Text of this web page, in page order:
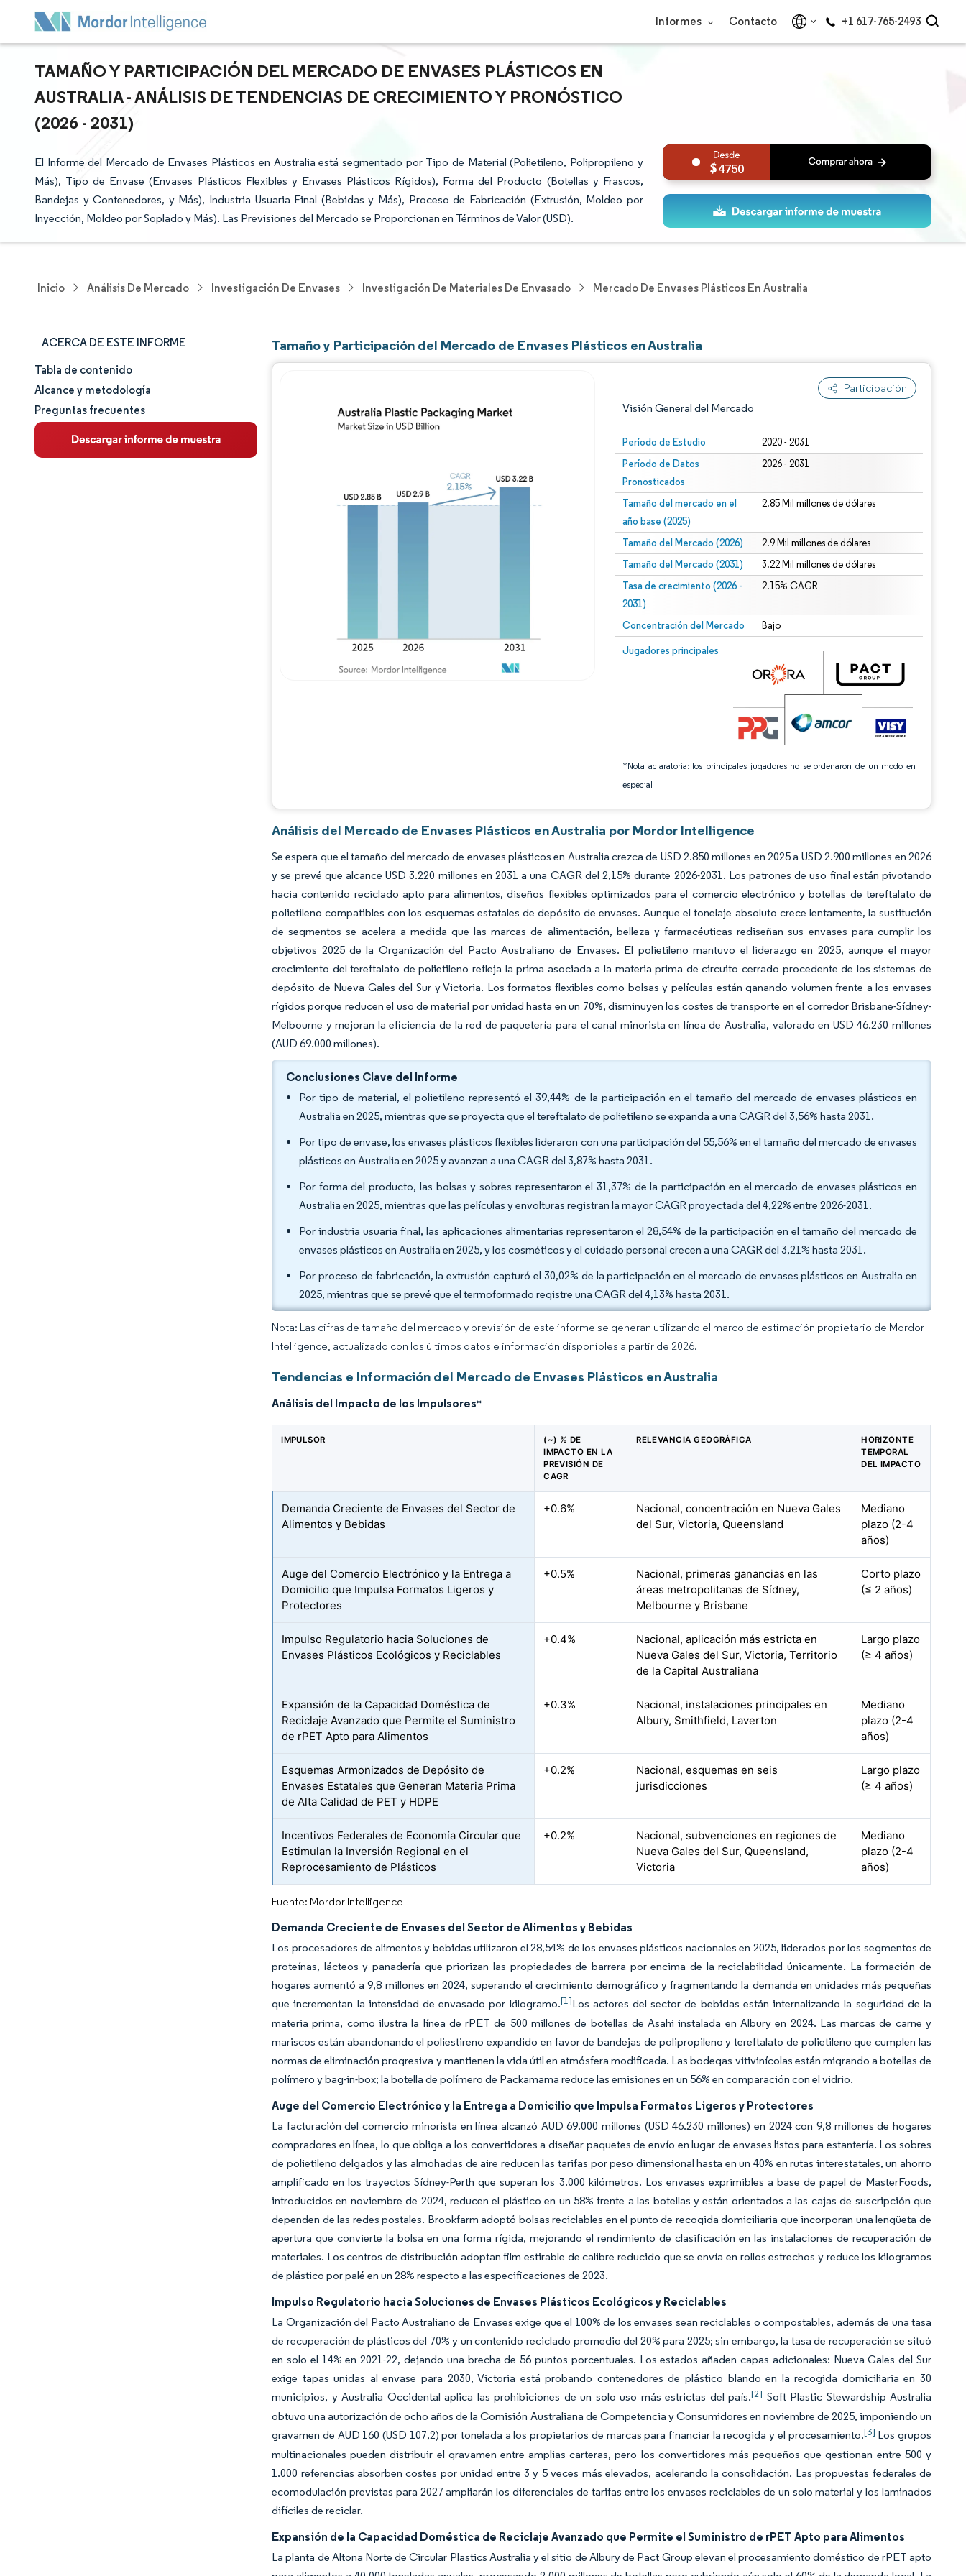
Informes Contacto +1 617-765-2493
TAMAÑO Y PARTICIPACIÓN DEL MERCADO DE ENVASES PLÁSTICOS EN
AUSTRALIA - ANÁLISIS DE TENDENCIAS DE CRECIMIENTO Y PRONÓSTICO
(2026 - 2031)
El Informe del Mercado de Envases Plásticos en Australia está segmentado por Tipo de Material (Polietileno, Polipropileno y
Más), Tipo de Envase (Envases Plásticos Flexibles y Envases Plásticos Rígidos), Forma del Producto (Botellas y Frascos,
Bandejas y Contenedores, y Más), Industria Usuaria Final (Bebidas y Más), Proceso de Fabricación (Extrusión, Moldeo por
Inyección, Moldeo por Soplado y Más). Las Previsiones del Mercado se Proporcionan en Términos de Valor (USD).
4750
Inicio Análisis De Mercado Investigación De Envases Investigación De Materiales De Envasado Mercado De Envases Plásticos En Australia
ACERCA DE ESTE INFORME
Tamaño y cuota de mercado
Análisis de mercado
Tendencias e ideas
Tabla de contenido
Alcance y metodología
Preguntas frecuentes
Tamaño y Participación del Mercado de Envases Plásticos en Australia
Participación
Visión General del Mercado
Período de Estudio 2020 - 2031
Período de Datos
Pronosticados
2026 - 2031
Tamaño del mercado en el
año base (2025)
2.85 Mil millones de dólares
Tamaño del Mercado (2026) 2.9 Mil millones de dólares
Tamaño del Mercado (2031) 3.22 Mil millones de dólares
Tasa de crecimiento (2026 -
2031)
2.15% CAGR
Concentración del Mercado Bajo
Jugadores principales
*Nota aclaratoria: los principales jugadores no se ordenaron de un modo en
especial
Imagen © Mordor Intelligence. El uso requiere atribución según CC BY 4.0.
Imagen © Mordor Intelligence. El uso requiere atribución según CC BY 4.0.
Análisis del Mercado de Envases Plásticos en Australia por Mordor Intelligence
Se espera que el tamaño del mercado de envases plásticos en Australia crezca de USD 2.850 millones en 2025 a USD 2.900 millones en 2026
y se prevé que alcance USD 3.220 millones en 2031 a una CAGR del 2,15% durante 2026-2031. Los patrones de uso final están pivotando
hacia contenido reciclado apto para alimentos, diseños flexibles optimizados para el comercio electrónico y botellas de tereftalato de
polietileno compatibles con los esquemas estatales de depósito de envases. Aunque el tonelaje absoluto crece lentamente, la sustitución
de segmentos se acelera a medida que las marcas de alimentación, belleza y farmacéuticas rediseñan sus envases para cumplir los
objetivos 2025 de la Organización del Pacto Australiano de Envases. El polietileno mantuvo el liderazgo en 2025, aunque el mayor
crecimiento del tereftalato de polietileno refleja la prima asociada a la materia prima de circuito cerrado procedente de los sistemas de
depósito de Nueva Gales del Sur y Victoria. Los formatos flexibles como bolsas y películas están ganando volumen frente a los envases
rígidos porque reducen el uso de material por unidad hasta en un 70%, disminuyen los costes de transporte en el corredor Brisbane-Sídney-
Melbourne y mejoran la eficiencia de la red de paquetería para el canal minorista en línea de Australia, valorado en USD 46.230 millones
(AUD 69.000 millones).
Conclusiones Clave del Informe
Por tipo de material, el polietileno representó el 39,44% de la participación en el tamaño del mercado de envases plásticos en
Australia en 2025, mientras que se proyecta que el tereftalato de polietileno se expanda a una CAGR del 3,56% hasta 2031.
Por tipo de envase, los envases plásticos flexibles lideraron con una participación del 55,56% en el tamaño del mercado de envases
plásticos en Australia en 2025 y avanzan a una CAGR del 3,87% hasta 2031.
Por forma del producto, las bolsas y sobres representaron el 31,37% de la participación en el mercado de envases plásticos en
Australia en 2025, mientras que las películas y envolturas registran la mayor CAGR proyectada del 4,22% entre 2026-2031.
Por industria usuaria final, las aplicaciones alimentarias representaron el 28,54% de la participación en el tamaño del mercado de
envases plásticos en Australia en 2025, y los cosméticos y el cuidado personal crecen a una CAGR del 3,21% hasta 2031.
Por proceso de fabricación, la extrusión capturó el 30,02% de la participación en el mercado de envases plásticos en Australia en
2025, mientras que se prevé que el termoformado registre una CAGR del 4,13% hasta 2031.
Nota: Las cifras de tamaño del mercado y previsión de este informe se generan utilizando el marco de estimación propietario de Mordor
Intelligence, actualizado con los últimos datos e información disponibles a partir de 2026.
Tendencias e Información del Mercado de Envases Plásticos en Australia
Análisis del Impacto de los Impulsores*
IMPULSOR
(~) % DE
IMPACTO EN LA
PREVISIÓN DE
CAGR
RELEVANCIA GEOGRÁFICA
HORIZONTE
TEMPORAL
DEL IMPACTO
Demanda Creciente de Envases del Sector de
Alimentos y Bebidas
+0.6%
Nacional, concentración en Nueva Gales
del Sur, Victoria, Queensland
Mediano
plazo (2-4
años)
Auge del Comercio Electrónico y la Entrega a
Domicilio que Impulsa Formatos Ligeros y
Protectores
+0.5%
Nacional, primeras ganancias en las
áreas metropolitanas de Sídney,
Melbourne y Brisbane
Corto plazo
(≤ 2 años)
Impulso Regulatorio hacia Soluciones de
Envases Plásticos Ecológicos y Reciclables
+0.4%
Nacional, aplicación más estricta en
Nueva Gales del Sur, Victoria, Territorio
de la Capital Australiana
Largo plazo
(≥ 4 años)
Expansión de la Capacidad Doméstica de
Reciclaje Avanzado que Permite el Suministro
de rPET Apto para Alimentos
+0.3%
Nacional, instalaciones principales en
Albury, Smithfield, Laverton
Mediano
plazo (2-4
años)
Esquemas Armonizados de Depósito de
Envases Estatales que Generan Materia Prima
de Alta Calidad de PET y HDPE
+0.2%
Nacional, esquemas en seis
jurisdicciones
Largo plazo
(≥ 4 años)
Incentivos Federales de Economía Circular que
Estimulan la Inversión Regional en el
Reprocesamiento de Plásticos
+0.2%
Nacional, subvenciones en regiones de
Nueva Gales del Sur, Queensland,
Victoria
Mediano
plazo (2-4
años)
Fuente: Mordor Intelligence
Demanda Creciente de Envases del Sector de Alimentos y Bebidas
Los procesadores de alimentos y bebidas utilizaron el 28,54% de los envases plásticos nacionales en 2025, liderados por los segmentos de
proteínas, lácteos y panadería que priorizan las propiedades de barrera por encima de la reciclabilidad únicamente. La formación de
hogares aumentó a 9,8 millones en 2024, superando el crecimiento demográfico y fragmentando la demanda en unidades más pequeñas
que incrementan la intensidad de envasado por kilogramo.[1]Los actores del sector de bebidas están internalizando la seguridad de la
materia prima, como ilustra la línea de rPET de 500 millones de botellas de Asahi instalada en Albury en 2024. Las marcas de carne y
mariscos están abandonando el poliestireno expandido en favor de bandejas de polipropileno y tereftalato de polietileno que cumplen las
normas de eliminación progresiva y mantienen la vida útil en atmósfera modificada. Las bodegas vitivinícolas están migrando a botellas de
polímero y bag-in-box; la botella de polímero de Packamama reduce las emisiones en un 56% en comparación con el vidrio.
Auge del Comercio Electrónico y la Entrega a Domicilio que Impulsa Formatos Ligeros y Protectores
La facturación del comercio minorista en línea alcanzó AUD 69.000 millones (USD 46.230 millones) en 2024 con 9,8 millones de hogares
compradores en línea, lo que obliga a los convertidores a diseñar paquetes de envío en lugar de envases listos para estantería. Los sobres
de polietileno delgados y las almohadas de aire reducen las tarifas por peso dimensional hasta en un 40% en rutas interestatales, un ahorro
amplificado en los trayectos Sídney-Perth que superan los 3.000 kilómetros. Los envases exprimibles a base de papel de MasterFoods,
introducidos en noviembre de 2024, reducen el plástico en un 58% frente a las botellas y están orientados a las cajas de suscripción que
dependen de las redes postales. Brookfarm adoptó bolsas reciclables en el punto de recogida domiciliaria que incorporan una lengüeta de
apertura que convierte la bolsa en una forma rígida, mejorando el rendimiento de clasificación en las instalaciones de recuperación de
materiales. Los centros de distribución adoptan film estirable de calibre reducido que se envía en rollos estrechos y reduce los kilogramos
de plástico por palé en un 28% respecto a las especificaciones de 2023.
Impulso Regulatorio hacia Soluciones de Envases Plásticos Ecológicos y Reciclables
La Organización del Pacto Australiano de Envases exige que el 100% de los envases sean reciclables o compostables, además de una tasa
de recuperación de plásticos del 70% y un contenido reciclado promedio del 20% para 2025; sin embargo, la tasa de recuperación se situó
en solo el 14% en 2021-22, dejando una brecha de 56 puntos porcentuales. Los estados añaden capas adicionales: Nueva Gales del Sur
exige tapas unidas al envase para 2030, Victoria está probando contenedores de plástico blando en la recogida domiciliaria en 30
municipios, y Australia Occidental aplica las prohibiciones de un solo uso más estrictas del país.[2] Soft Plastic Stewardship Australia
obtuvo una autorización de ocho años de la Comisión Australiana de Competencia y Consumidores en noviembre de 2025, imponiendo un
gravamen de AUD 160 (USD 107,2) por tonelada a los propietarios de marcas para financiar la recogida y el procesamiento.[3] Los grupos
multinacionales pueden distribuir el gravamen entre amplias carteras, pero los convertidores más pequeños que gestionan entre 500 y
1.000 referencias absorben costes por unidad entre 3 y 5 veces más elevados, acelerando la consolidación. Las propuestas federales de
ecomodulación previstas para 2027 ampliarán los diferenciales de tarifas entre los envases reciclables de un solo material y los laminados
difíciles de reciclar.
Expansión de la Capacidad Doméstica de Reciclaje Avanzado que Permite el Suministro de rPET Apto para Alimentos
La planta de Altona Norte de Circular Plastics Australia y el sitio de Albury de Pact Group elevan el procesamiento doméstico de rPET apto